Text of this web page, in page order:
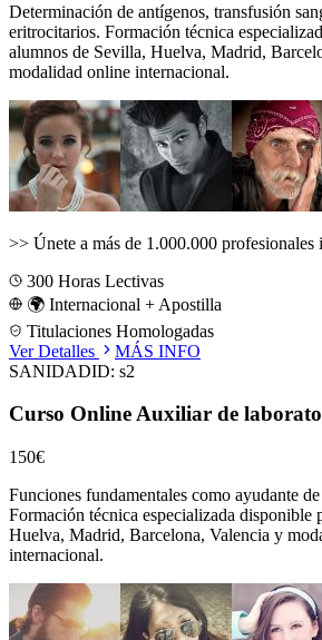
Determinación de antígenos, transfusión
eritrocitarios. Formación técnica
alumnos de Sevilla, Huelva, Madrid,
modalidad online internacional.
>> Únete a más de 1.000.000 profesionales
300 Horas Lectivas
🌍 Internacional + Apostilla
Titulaciones Homologadas
Ver Detalles
MÁS INFO
SANIDADID: s2
Curso Online Auxiliar de
150€
Funciones fundamentales como ayudante
Formación técnica especializada disponible
Huelva, Madrid, Barcelona, Valencia y
internacional.